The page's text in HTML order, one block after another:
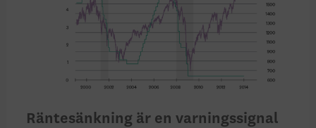
Räntesänkning är en varningssignal